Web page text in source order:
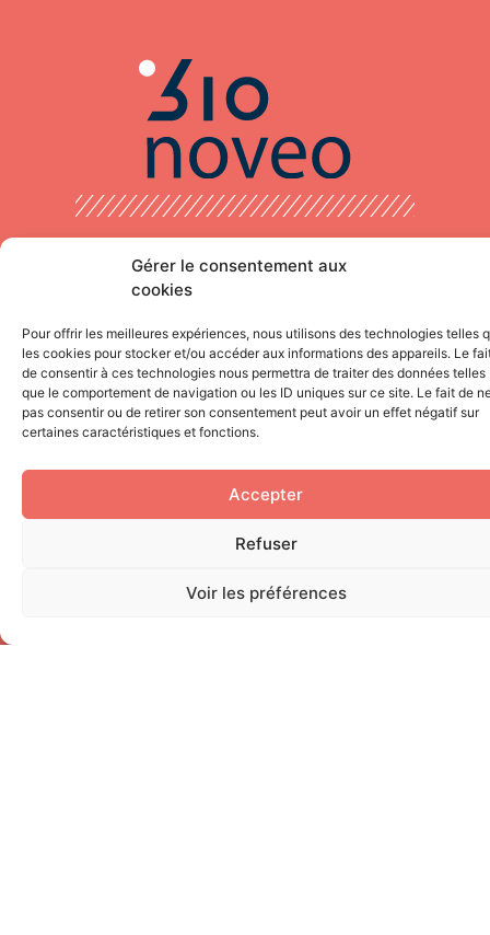
Gérer le consentement aux
cookies
Pour offrir les meilleures expériences, nous utilisons des technologies telles
les cookies pour stocker et/ou accéder aux informations des appareils. Le
de consentir à ces technologies nous permettra de traiter des données telles
que le comportement de navigation ou les ID uniques sur ce site. Le fait de
pas consentir ou de retirer son consentement peut avoir un effet négatif sur
certaines caractéristiques et fonctions.
Accepter
Refuser
Voir les préférences
NEWSLETTER
Inscrivez-vous à notre newsletter pour recevoir
En continuant, vous acceptez la politique de